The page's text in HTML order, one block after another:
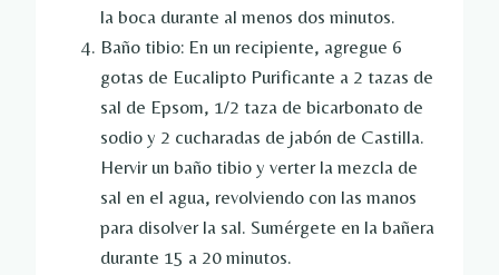
la boca durante al menos dos minutos.
Baño tibio: En un recipiente, agregue 6
gotas de Eucalipto Purificante a 2 tazas de
sal de Epsom, 1/2 taza de bicarbonato de
sodio y 2 cucharadas de jabón de Castilla.
Hervir un baño tibio y verter la mezcla de
sal en el agua, revolviendo con las manos
para disolver la sal. Sumérgete en la bañera
durante 15 a 20 minutos.